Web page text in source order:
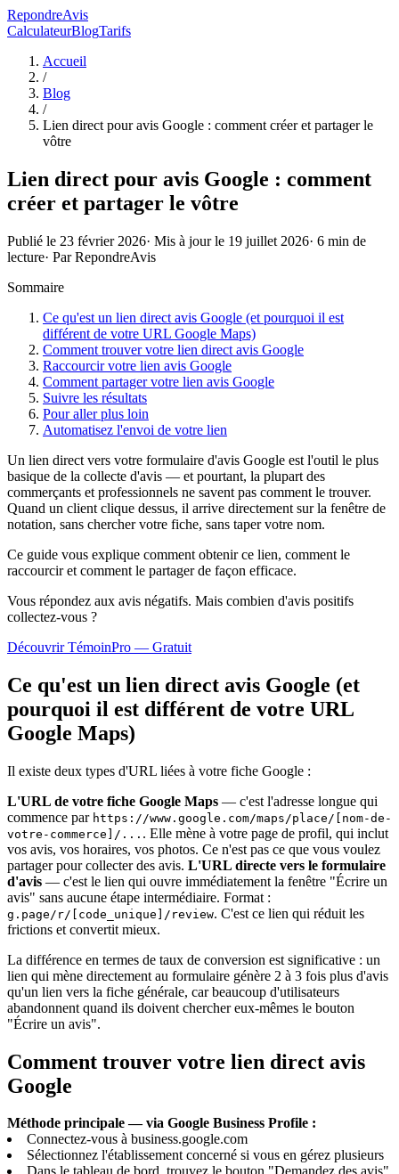
RepondreAvis
CalculateurBlogTarifs
Accueil
/
Blog
/
Lien direct pour avis Google : comment créer et partager le
vôtre
Lien direct pour avis Google : comment
créer et partager le vôtre
Publié le 23 février 2026· Mis à jour le 19 juillet 2026· 6 min de
lecture· ParRepondreAvis
Sommaire
Ce qu'est un lien direct avis Google (et pourquoi il est
différent de votre URL Google Maps)
Comment trouver votre lien direct avis Google
Raccourcir votre lien avis Google
Comment partager votre lien avis Google
Suivre les résultats
Pour aller plus loin
Automatisez l'envoi de votre lien
Un lien direct vers votre formulaire d'avis Google est l'outil le plus
basique de la collecte d'avis — et pourtant, la plupart des
commerçants et professionnels ne savent pas comment le trouver.
Quand un client clique dessus, il arrive directement sur la fenêtre de
notation, sans chercher votre fiche, sans taper votre nom.
Ce guide vous explique comment obtenir ce lien, comment le
raccourcir et comment le partager de façon efficace.
Vous répondez aux avis négatifs. Mais combien d'avis positifs
collectez-vous ?
Découvrir TémoinPro — Gratuit
Ce qu'est un lien direct avis Google (et
pourquoi il est différent de votre URL
Google Maps)
Il existe deux types d'URL liées à votre fiche Google :
L'URL de votre fiche Google Maps — c'est l'adresse longue qui
commence par https://www.google.com/maps/place/[nom-de-
votre-commerce]/... . Elle mène à votre page de profil, qui inclut
vos avis, vos horaires, vos photos. Ce n'est pas ce que vous voulez
partager pour collecter des avis. L'URL directe vers le formulaire
d'avis — c'est le lien qui ouvre immédiatement la fenêtre "Écrire un
avis" sans aucune étape intermédiaire. Format :
g.page/r/[code_unique]/review. C'est ce lien qui réduit les
frictions et convertit mieux.
La différence en termes de taux de conversion est significative : un
lien qui mène directement au formulaire génère 2 à 3 fois plus d'avis
qu'un lien vers la fiche générale, car beaucoup d'utilisateurs
abandonnent quand ils doivent chercher eux-mêmes le bouton
"Écrire un avis".
Comment trouver votre lien direct avis
Google
Méthode principale — via Google Business Profile :
Connectez-vous à business.google.com
Sélectionnez l'établissement concerné si vous en gérez plusieurs